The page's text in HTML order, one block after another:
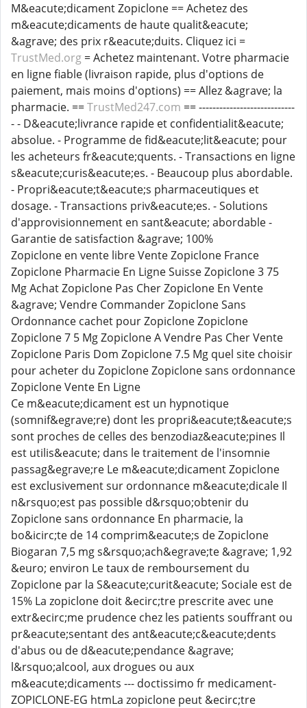
M&eacute;dicament Zopiclone == Achetez des
m&eacute;dicaments de haute qualit&eacute;
&agrave; des prix r&eacute;duits. Cliquez ici =
TrustMed.org = Achetez maintenant. Votre pharmacie
en ligne fiable (livraison rapide, plus d'options de
paiement, mais moins d'options) == Allez &agrave; la
pharmacie. ==TrustMed247.com == ----------------------------
- - D&eacute;livrance rapide et confidentialit&eacute;
absolue. - Programme de fid&eacute;lit&eacute; pour
les acheteurs fr&eacute;quents. - Transactions en ligne
s&eacute;curis&eacute;es. - Beaucoup plus abordable.
- Propri&eacute;t&eacute;s pharmaceutiques et
dosage. - Transactions priv&eacute;es. - Solutions
d'approvisionnement en sant&eacute; abordable -
Garantie de satisfaction &agrave; 100%
Zopiclone en vente libre Vente Zopiclone France
Zopiclone Pharmacie En Ligne Suisse Zopiclone 3 75
Mg Achat Zopiclone Pas Cher Zopiclone En Vente
&agrave; Vendre Commander Zopiclone Sans
Ordonnance cachet pour Zopiclone Zopiclone
Zopiclone 7 5 Mg Zopiclone A Vendre Pas Cher Vente
Zopiclone Paris Dom Zopiclone 7.5 Mg quel site choisir
pour acheter du Zopiclone Zopiclone sans ordonnance
Zopiclone Vente En Ligne
Ce m&eacute;dicament est un hypnotique
(somnif&egrave;re) dont les propri&eacute;t&eacute;s
sont proches de celles des benzodiaz&eacute;pines Il
est utilis&eacute; dans le traitement de l'insomnie
passag&egrave;re Le m&eacute;dicament Zopiclone
est exclusivement sur ordonnance m&eacute;dicale Il
n&rsquo;est pas possible d&rsquo;obtenir du
Zopiclone sans ordonnance En pharmacie, la
bo&icirc;te de 14 comprim&eacute;s de Zopiclone
Biogaran 7,5 mg s&rsquo;ach&egrave;te &agrave; 1,92
&euro; environ Le taux de remboursement du
Zopiclone par la S&eacute;curit&eacute; Sociale est de
15% La zopiclone doit &ecirc;tre prescrite avec une
extr&ecirc;me prudence chez les patients souffrant ou
pr&eacute;sentant des ant&eacute;c&eacute;dents
d'abus ou de d&eacute;pendance &agrave;
l&rsquo;alcool, aux drogues ou aux
m&eacute;dicaments --- doctissimo fr medicament-
ZOPICLONE-EG htmLa zopiclone peut &ecirc;tre